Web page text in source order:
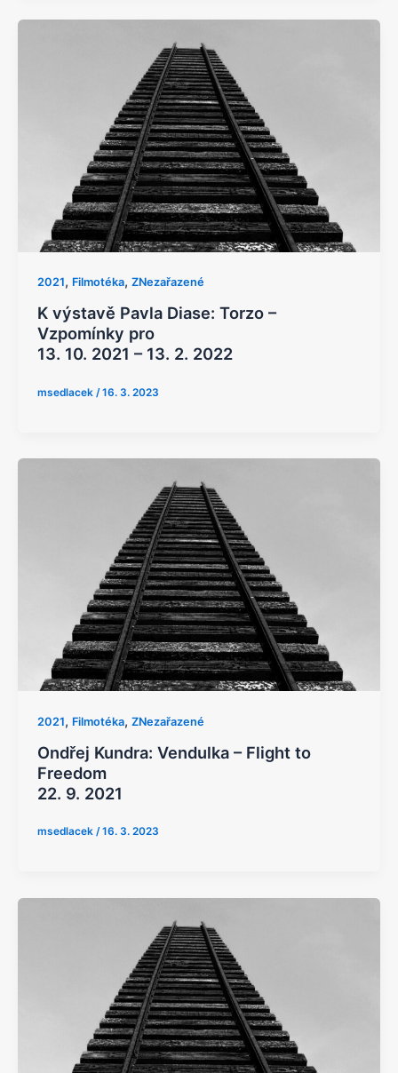
2021, Filmotéka, ZNezařazené
K výstavě Pavla Diase: Torzo –
Vzpomínky pro
13. 10. 2021 – 13. 2. 2022
msedlacek /16. 3. 2023
2021, Filmotéka, ZNezařazené
Ondřej Kundra: Vendulka – Flight to
Freedom
22. 9. 2021
msedlacek /16. 3. 2023